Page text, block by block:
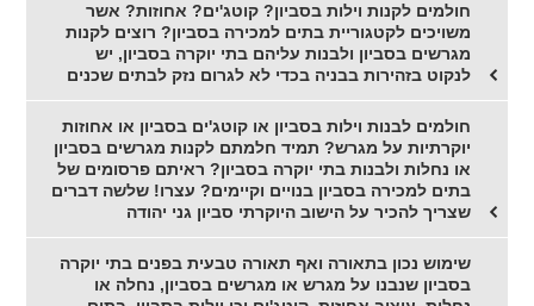
חולמים לקנות וילות בסביון? קוטג'ים? אחוזות? אשר
משויכים לקטגוריית בתים למכירה בסביון? רוצים לקנות
מגרשים בסביון ולבנות עליהם בתי יוקרה בסביון, יש
לנקוט בזהירות בבניה בכדי לא לגרום נזק לבתים שכנים
חולמים לבנות וילות בסביון או קוטג'ים בסביון או אחוזות
יוקרתיות על מגרש? תמיד חלמתם לקנות מגרשים בסביון
או נחלות ולבנות בתי יוקרה בסביון? ראיתם פרסומים של
בתים למכירה בסביון בנויים וקיימים? עצרו! שלשה דברים
שצריך להכיר על הישוב היוקרתי סביון גני יהודה
שימוש נכון בתאורה ואף תאורה טבעית בפנים בתי יוקרה
בסביון שנבנו על מגרש או מגרשים בסביון, נחלה או